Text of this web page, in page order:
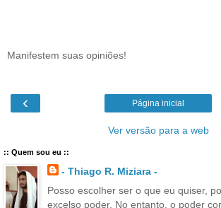
Manifestem suas opiniões!
‹ Página inicial
Ver versão para a web
:: Quem sou eu ::
- Thiago R. Miziara -
Posso escolher ser o que eu quiser,
excelso poder. No entanto, o poder